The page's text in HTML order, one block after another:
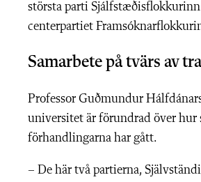
största parti
centerpartiet
Samarbete på tvärs av
Professor Guðmundur
universitet är förundrad över hur
förhandlingarna har gått.
– De här två partierna,